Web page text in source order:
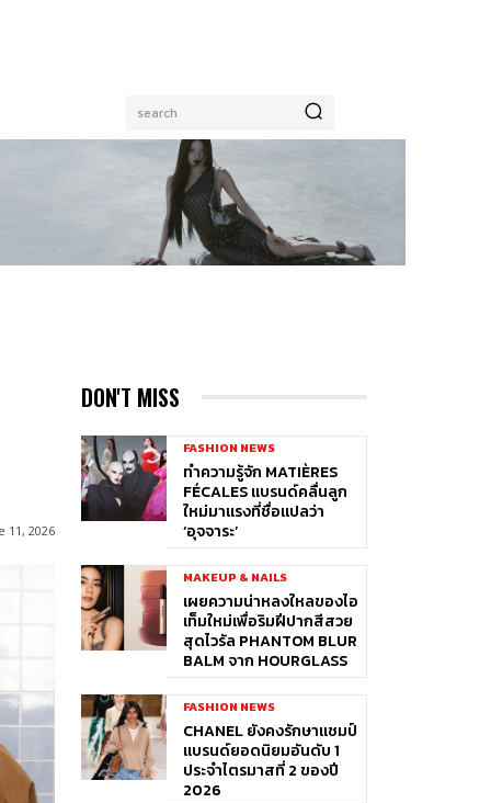
search
11, 2026
DON'T MISS
FASHION NEWS
ทำความรู้จัก MATIÈRES
FÉCALES แบรนด์คลื่นลูก
ใหม่มาแรงที่ชื่อแปลว่า
‘อุจจาระ’
MAKEUP & NAILS
เผยความน่าหลงใหลของไอ
เท็มใหม่เพื่อริมฝีปากสีสวย
สุดไวรัล PHANTOM BLUR
BALM จาก HOURGLASS
FASHION NEWS
CHANEL ยังคงรักษาแชมป์
แบรนด์ยอดนิยมอันดับ 1
ประจำไตรมาสที่ 2 ของปี
2026